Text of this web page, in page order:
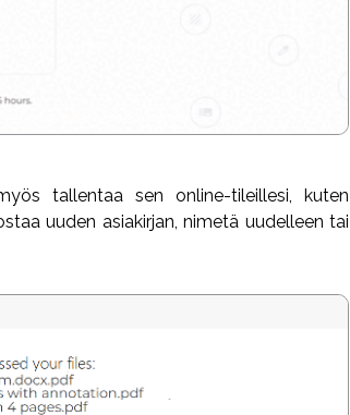
tallentaa sen online-tileillesi, kuten
uuden asiakirjan, nimetä uudelleen tai